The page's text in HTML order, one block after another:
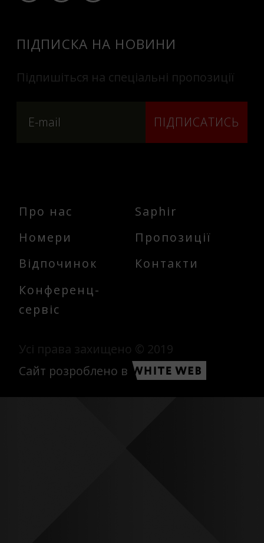
ПІДПИСКА НА НОВИНИ
Підпишіться на спеціальні пропозиції
ПІДПИСАТИСЬ
Про нас
Номери
Відпочинок
Конференц-
сервіс
Saphir
Пропозиції
Контакти
Усі права захищено © 2019
Сайт розроблено в